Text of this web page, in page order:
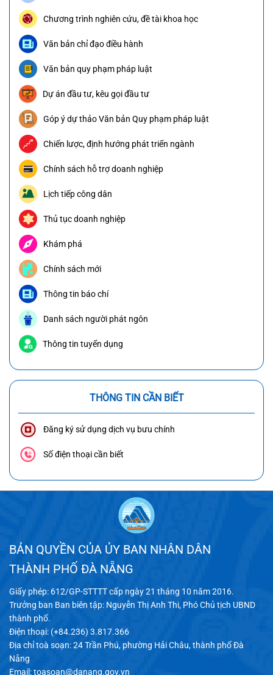
Chương trình nghiên cứu, đề tài khoa học
Văn bản chỉ đạo điều hành
Văn bản quy phạm pháp luật
Dự án đầu tư, kêu gọi đầu tư
Góp ý dự thảo Văn bản Quy phạm pháp luật
Chiến lược, định hướng phát triển ngành
Chính sách hỗ trợ doanh nghiệp
Lịch tiếp công dân
Thủ tục doanh nghiệp
Khám phá
Chính sách mới
Thông tin báo chí
Danh sách người phát ngôn
Thông tin tuyển dụng
THÔNG TIN CẦN BIẾT
Đăng ký sử dụng dịch vụ bưu chính
Số điện thoại cần biết
BẢN QUYỀN CỦA ỦY BAN NHÂN DÂN
THÀNH PHỐ ĐÀ NẴNG
Giấy phép: 612/GP-STTTT cấp ngày 21 tháng 10 năm 2016.
Trưởng ban Ban biên tập: Nguyễn Thị Anh Thi, Phó Chủ tịch UBND
thành phố.
Điện thoại: (+84.236) 3.817.366
Địa chỉ toà soạn: 24 Trần Phú, phường Hải Châu, thành phố Đà
Nẵng
Email:toasoan@danang.gov.vn